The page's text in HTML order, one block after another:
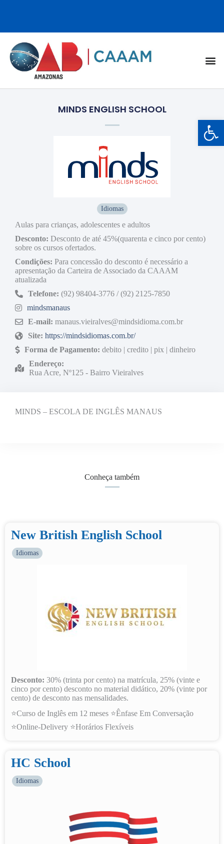
Barra de Ferramentas Aberta
MINDS ENGLISH SCHOOL
Idiomas
Aulas para crianças, adolescentes e adultos
Desconto: Desconto de até 45%(quarenta e cinco por cento)
sobre os cursos ofertados.
Condições: Para concessão do desconto é necessário a
apresentação da Carteira de Associado da CAAAM
atualizada
Telefone: (92) 98404-3776 / (92) 2125-7850
mindsmanaus
E-mail: manaus.vieiralves@mindsidioma.com.br
Site: https://mindsidiomas.com.br/
Forma de Pagamento: debito | credito | pix | dinheiro
Endereço:
Rua Acre, Nº125 - Bairro Vieiralves
MINDS – ESCOLA DE INGLÊS MANAUS
Conheça também
New British English School
Idiomas
Desconto: 30% (trinta por cento) na matrícula, 25% (vinte e
cinco por cento) desconto no material didático, 20% (vinte por
cento) de desconto nas mensalidades.
⭐Curso de Inglês em 12 meses ⭐Ênfase Em Conversação
⭐Online-Delivery ⭐Horários Flexíveis
HC School
Idiomas